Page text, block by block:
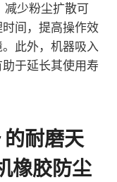
减少粉尘扩散可
间，提高操作效
此外，机器吸入
于延长其使用寿
的耐磨天
橡胶防尘